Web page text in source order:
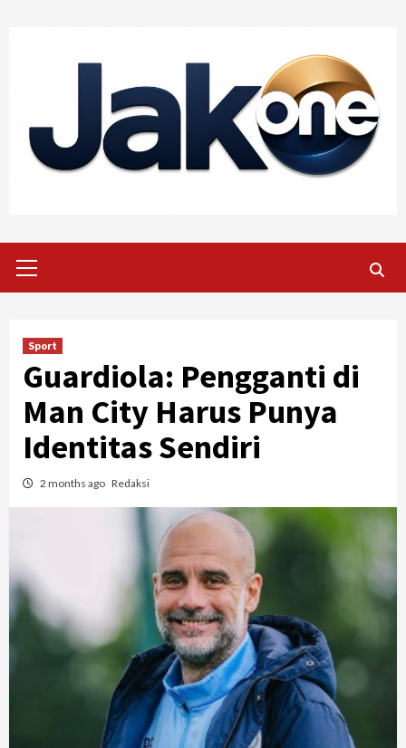
Menu
Sport
Guardiola: Pengganti di
Man City Harus Punya
Identitas Sendiri
2 months ago Redaksi